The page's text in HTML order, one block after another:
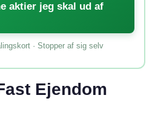
aktier jeg skal ud af
· Stopper af sig selv
Ejendom